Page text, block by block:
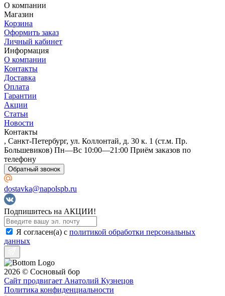
О компании
Магазин
Корзина
Оформить заказ
Личный кабинет
Информация
О компании
Контакты
Доставка
Оплата
Гарантии
Акции
Статьи
Новости
Контакты
, Санкт-Петербург, ул. Коллонтай, д. 30 к. 1 (ст.м. Пр.
Большевиков) Пн—Вс 10:00—21:00 Приём заказов по
телефону
Обратный звонок
dostavka@napolspb.ru
Подпишитесь на АКЦИИ!
Я согласен(a) с политикой обработки персональных
данных
2026 © Сосновый бор
Сайт продвигает Анатолий Кузнецов
Политика конфиденциальности